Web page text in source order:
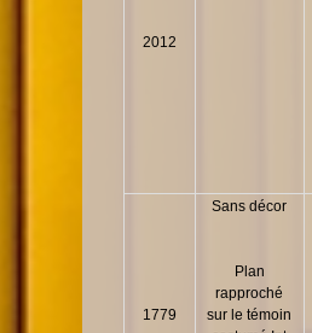
2012
1779
Sans décor
Plan
rapproché
sur le témoin